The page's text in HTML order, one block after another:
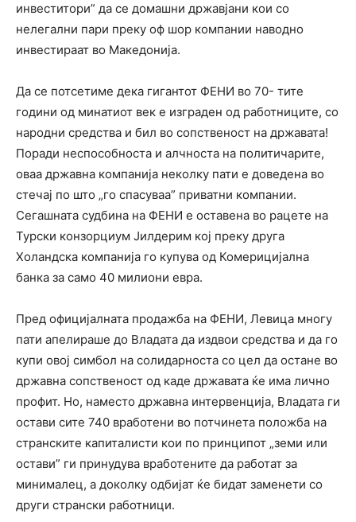
инвеститори” да се домашни државјани кои со
нелегални пари преку оф шор компании наводно
инвестираат во Македонија.
Да се потсетиме дека гигантот ФЕНИ во 70- тите
години од минатиот век е изграден од работниците, со
народни средства и бил во сопственост на државата!
Поради неспособноста и алчноста на политичарите,
оваа државна компанија неколку пати е доведена во
стечај по што „го спасуваа” приватни компании.
Сегашната судбина на ФЕНИ е оставена во рацете на
Турски конзорциум Јилдерим кој преку друга
Холандска компанија го купува од Комерицијална
банка за само 40 милиони евра.
Пред официјалната продажба на ФЕНИ, Левица многу
пати апелираше до Владата да издвои средства и да го
купи овој симбол на солидарноста со цел да остане во
државна сопственост од каде државата ќе има лично
профит. Но, наместо државна интервенција, Владата ги
остави сите 740 вработени во потчинета положба на
странските капиталисти кои по принципот „земи или
остави” ги принудува вработените да работат за
минималец, а доколку одбијат ќе бидат заменети со
други странски работници.